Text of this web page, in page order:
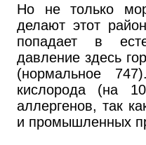
Но не только
делают этот
попадает в
давление здесь
(нормальное
кислорода (на
аллергенов, так
и промышленных